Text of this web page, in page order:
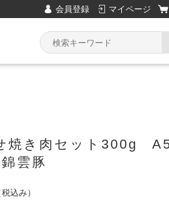
会員登録 マイページ
焼き肉セット300g
雲豚
込み）